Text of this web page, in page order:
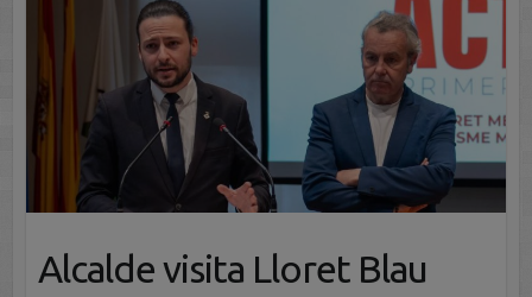
Alcalde visita Lloret Blau